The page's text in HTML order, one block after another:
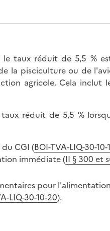
le taux réduit de 5,5 %
la pisciculture ou de
agricole. Cela inclut
réduit de 5,5 %
CGI (BOI-TVA-LIQ-30-10-
immédiate (II § 300 et
pour
LIQ-30-10-20).